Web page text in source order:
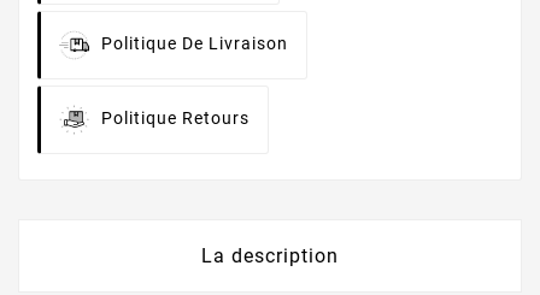
Politique De Livraison
Politique Retours
La description